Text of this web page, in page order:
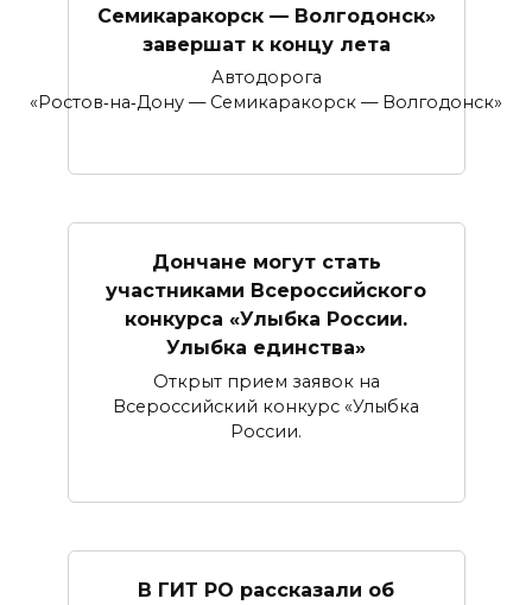
Семикаракорск — Волгодонск»
завершат к концу лета
Автодорога
«Ростов‑на‑Дону — Семикаракорск — Волгодонск»
Дончане могут стать
участниками Всероссийского
конкурса «Улыбка России.
Улыбка единства»
Открыт прием заявок на
Всероссийский конкурс «Улыбка
России.
В ГИТ РО рассказали об